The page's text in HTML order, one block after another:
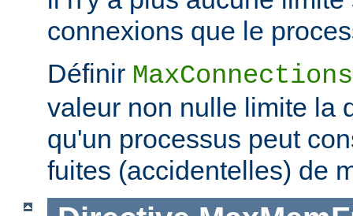
connexions que le
Définir
valeur non nulle limite la
qu'un processus peut
fuites (accidentelles) de